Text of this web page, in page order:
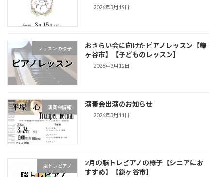
2026年3月19日
レッスンの様子
おさらい会に向けたピアノレッスン【鎌
ヶ谷市】【子どものレッスン】
2026年3月12日
演奏会情報 演奏会出演のお知らせ
2026年3月11日
脳トレピアノ
2月の脳トレピアノの様子【シニアにお
すすめ】【鎌ヶ谷市】